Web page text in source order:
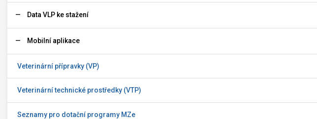
Data VLP ke stažení
Mobilní aplikace
Veterinární přípravky (VP)
Veterinární technické prostředky (VTP)
Seznamy pro dotační programy MZe